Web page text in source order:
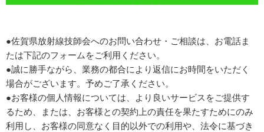
●佐賀県放射線技師会へのお問い合わせ・ご相談は、お電話ま
たは下記のフォームをご利用ください。
●誠に勝手ながら、業務の都合により返信にお時間をいただく
場合がございます。予めご了承ください。
●お客様の個人情報については、より良いサービスをご提供す
るため、または、お客様との契約上の責任を果たすためにのみ
利用し、お客様の同意なく目的以外での利用や、法令に基づき